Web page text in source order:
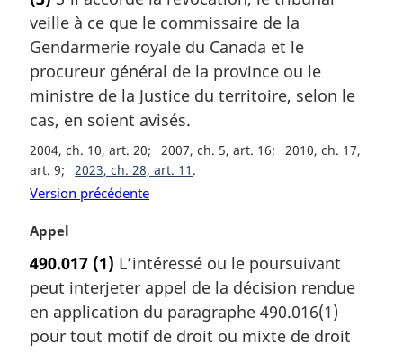
r
g
i
n
a
e
:
t
e
m
a
r
g
i
n
a
e
:
veille à ce que le commissaire de la
Gendarmerie royale du Canada et le
procureur général de la province ou le
ministre de la Justice du territoire, selon le
cas, en soient avisés.
2004, ch. 10, art. 20 2007, ch. 5, art. 16
2010, ch. 17,
art. 9
2023, ch. 28, art. 11
Version précédente
N
t
e
m
a
r
Appel
490.017 (1) L’intéressé ou le poursuivant
peut interjeter appel de la décision rendue
en application du paragraphe 490.016(1)
pour tout motif de droit ou mixte de droit